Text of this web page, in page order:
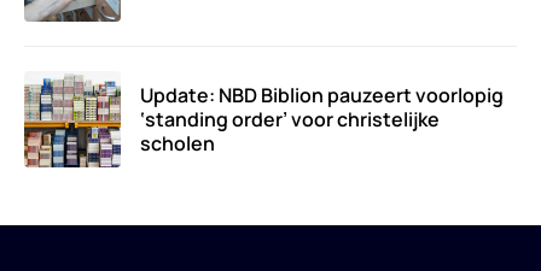
Update: NBD Biblion pauzeert voorlopig
‘standing order’ voor christelijke
scholen